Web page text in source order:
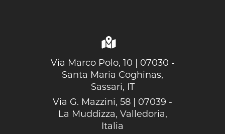
Via Marco Polo, 10 | 07030 -
Santa Maria Coghinas,
Sassari, IT
Via G. Mazzini, 58 | 07039 -
La Muddizza, Valledoria,
Italia